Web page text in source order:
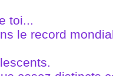
toi...
le record